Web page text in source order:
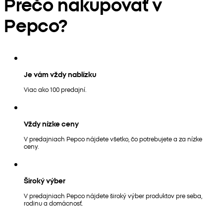
Pepco?
Je vám vždy nablízku
Viac ako 100 predajní.
Vždy nízke ceny
V predajniach Pepco nájdete všetko, čo potrebujete a za nízke
ceny.
Široký výber
V predajniach Pepco nájdete široký výber produktov pre seba,
rodinu a domácnosť.